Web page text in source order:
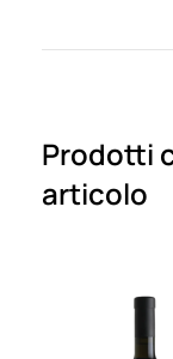
Prodotti
articolo